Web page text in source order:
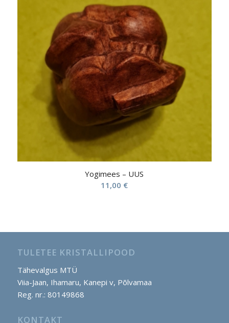
Yogimees – UUS
11,00 €
TULETEE KRISTALLIPOOD
Tähevalgus MTÜ
Viia-Jaan, Ihamaru, Kanepi v, Põlvamaa
Reg. nr.: 80149868
KONTAKT